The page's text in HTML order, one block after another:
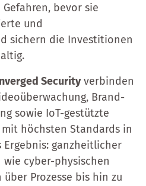
bevor sie
und
sichern die Investitionen
Securityverbinden
Brand-
sowie IoT-gestützte
höchsten Standards in
Ergebnis: ganzheitlicher
cyber-physischen
über Prozesse bis hin zu